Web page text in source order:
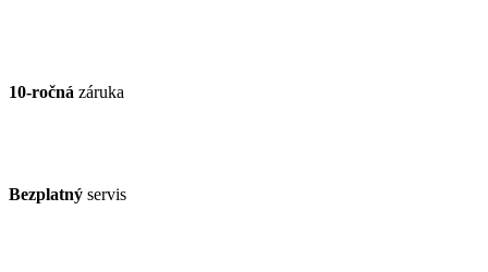
10-ročná záruka
Bezplatný servis